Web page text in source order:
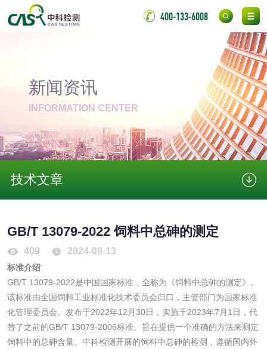
400-133-6008
新闻资讯
INFORMATION CENTER
技术文章
GB/T 13079-2022 饲料中总砷的测定
409 2024-09-13
标准介绍
GB/T 13079-2022是中国国家标准，全称为《饲料中总砷的测定》。
该标准由全国饲料工业标准化技术委员会归口，主管部门为国家标准
化管理委员会。发布于2022年12月30日，实施于2023年7月1日，代
替了之前的GB/T 13079-2006标准。旨在提供一个准确的方法来测定
饲料中的总砷含量。中科检测开展的饲料中总砷的检测，遵循国内外
金属硬度测试
金属材料检测 喷嘴检测
保险柜检测 气弹簧检测
脱硫石膏检测 镀膜抗菌玻璃检测
消毒产品